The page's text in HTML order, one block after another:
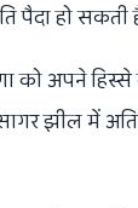
पैदा हो सकती
को अपने हिस्से
झील में